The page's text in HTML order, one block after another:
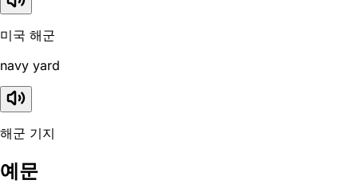
미국 해군
navy yard
해군 기지
예문